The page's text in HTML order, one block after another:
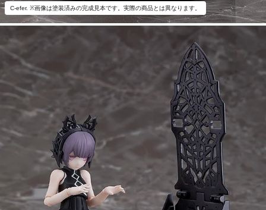
C-efer. ※画像は塗装済みの完成見本です。実際の商品とは異なります。